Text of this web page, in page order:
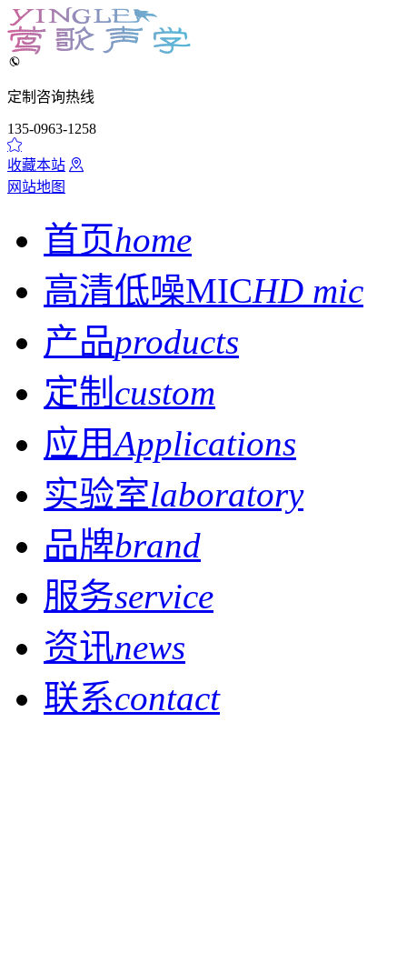

定制咨询热线
135-0963-1258

收藏本站 
网站地图
首页home
高清低噪MICHD mic
产品products
定制 custom
应用Applications
实验室laboratory
品牌brand
服务service
资讯news
联系contact